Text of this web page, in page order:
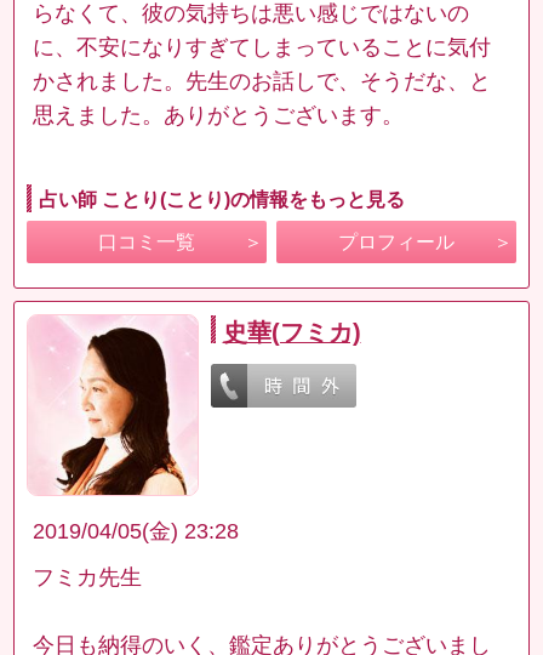
らなくて、彼の気持ちは悪い感じではないの
に、不安になりすぎてしまっていることに気付
かされました。先生のお話しで、そうだな、と
思えました。ありがとうございます。
占い師 ことり(ことり)の情報をもっと見る
口コミ一覧 プロフィール
史華(フミカ)
2019/04/05(金) 23:28
フミカ先生
今日も納得のいく、鑑定ありがとうございまし